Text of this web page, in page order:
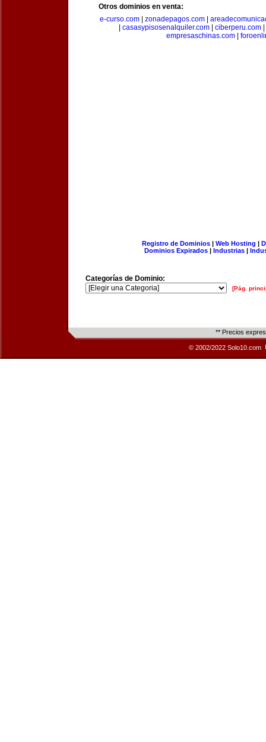
Otros dominios en venta:
e-curso.com| zonadepagos.com|
casasypisosenalquiler.com ciberperu.com
empresaschinas.com|
Registro de Dominios| Web Hosting |
Dominios Expirados | Industrias |
Categorías de Dominio:
[Pág.
** Precios
© 2002/2022 Solo10.com